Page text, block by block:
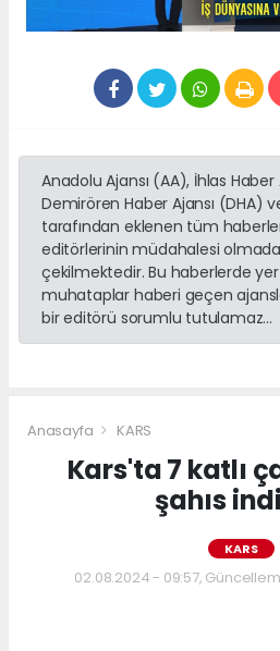
Anadolu Ajansı (AA), İhlas Haber
Demirören Haber Ajansı (DHA)
tarafından eklenen tüm
editörlerinin müdahalesi
çekilmektedir. Bu haberlerde
muhataplar haberi geçen
bir editörü sorumlu tutulamaz...
Anasayfa KARS
Kars'ta 7 katlı
şahıs
KARS
02.08.2024 - 09:57,